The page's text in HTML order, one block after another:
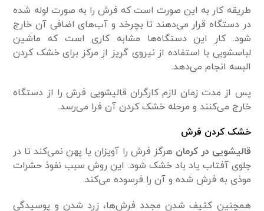
طریقه کار به این صورت است که فرش را به صورت لوله شده
در دستگاه قرار می‌دهند تا بچرخد و آب‌های اضافی آن خارج
شود. کار این دستگاه‌ها مشابه کاری است که ماشین
لباسشویی با استفاده از نیروی گریز از مرکز برای خشک کردن
البسه انجام می‌دهد.
پس از مدت زمان لازم کارگران قالیشویی فرش را از دستگاه
خارج می‌کنند و مرحله خشک کردن آن فرا می‌رسد.
خشک کردن فرش
قالیشویی در کرمان هرگز فرش را آویزان یا پهن نمی‌کند تا در
جلوی آفتاب یاد باد خشک شود. این روش سبب نفوذ حشرات
موذی به فرش شده و آن را فرسوده می‌کند.
همچنین کثیف شدن مجدد فرش‌ها، زرد شدن و پوسیدگی